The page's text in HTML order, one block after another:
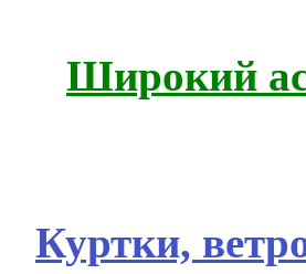
Широкий
Куртки,